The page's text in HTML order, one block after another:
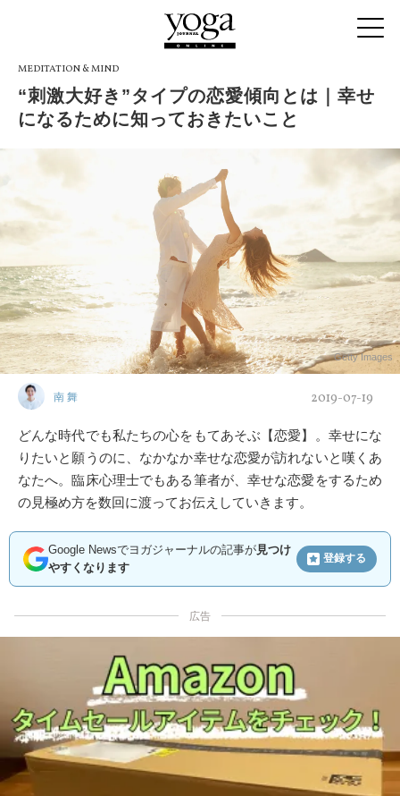
MEDITATION & MIND
“刺激大好き”タイプの恋愛傾向とは｜幸せ
になるために知っておきたいこと
Getty Images
南 舞 2019-07-19
どんな時代でも私たちの心をもてあそぶ【恋愛】。幸せにな
りたいと願うのに、なかなか幸せな恋愛が訪れないと嘆くあ
なたへ。臨床心理士でもある筆者が、幸せな恋愛をするため
の見極め方を数回に渡ってお伝えしていきます。
Google Newsでヨガジャーナルの記事が見つけ
やすくなります
登録する
広告